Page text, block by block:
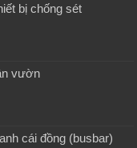
bị chống sét
vườn
cái đồng (busbar)